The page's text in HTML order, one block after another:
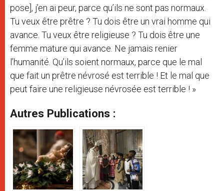
pose], j’en ai peur, parce qu’ils ne sont pas normaux.
Tu veux être prêtre ? Tu dois être un vrai homme qui
avance. Tu veux être religieuse ? Tu dois être une
femme mature qui avance. Ne jamais renier
l’humanité. Qu’ils soient normaux, parce que le mal
que fait un prêtre névrosé est terrible ! Et le mal que
peut faire une religieuse névrosée est terrible ! »
Autres Publications :